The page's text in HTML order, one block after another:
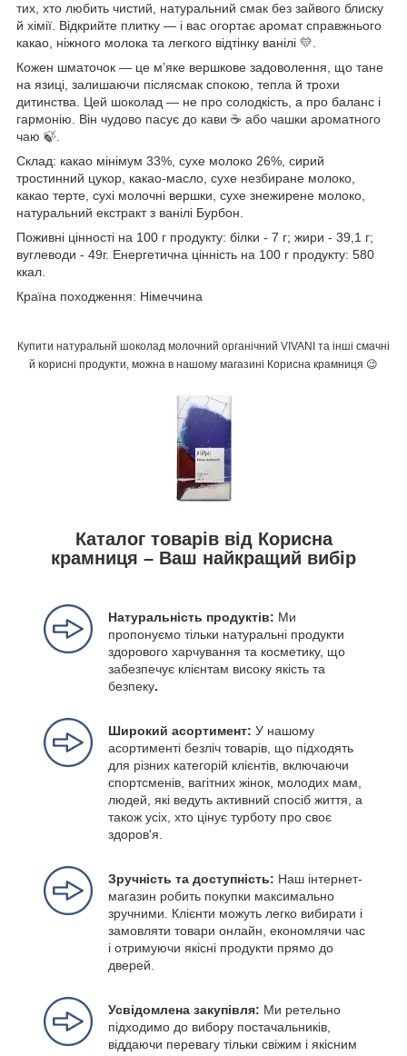
тих, хто любить чистий, натуральний смак без зайвого блиску
й хімії. Відкрийте плитку — і вас огортає аромат справжнього
какао, ніжного молока та легкого відтінку ванілі 💛.
Кожен шматочок — це м’яке вершкове задоволення, що тане
на язиці, залишаючи післясмак спокою, тепла й трохи
дитинства. Цей шоколад — не про солодкість, а про баланс і
гармонію. Він чудово пасує до кави ☕ або чашки ароматного
чаю 🍃.
Склад: какао мінімум 33%, сухе молоко 26%, сирий
тростинний цукор, какао-масло, сухе незбиране молоко,
какао терте, сухі молочні вершки, сухе знежирене молоко,
натуральний екстракт з ванілі Бурбон.
Поживні цінності на 100 г продукту: білки - 7 г; жири - 39,1 г;
вуглеводи - 49г. Енергетична цінність на 100 г продукту: 580
ккал.
Країна походження: Німеччина
Купити натуральнй шоколад молочний органічний VIVANI та інші смачні
й корисні продукти, можна в нашому магазині Корисна крамниця 😉
Каталог товарів від Корисна
крамниця – Ваш найкращий вибір
Натуральність продуктів: Ми
пропонуємо тільки натуральні продукти
здорового харчування та косметику, що
забезпечує клієнтам високу якість та
безпеку.
Широкий асортимент: У нашому
асортименті безліч товарів, що підходять
для різних категорій клієнтів, включаючи
спортсменів, вагітних жінок, молодих мам,
людей, які ведуть активний спосіб життя, а
також усіх, хто цінує турботу про своє
здоров'я.
Зручність та доступність: Наш інтернет-
магазин робить покупки максимально
зручними. Клієнти можуть легко вибирати і
замовляти товари онлайн, економлячи час
і отримуючи якісні продукти прямо до
дверей.
Усвідомлена закупівля: Ми ретельно
підходимо до вибору постачальників,
віддаючи перевагу тільки свіжим і якісним